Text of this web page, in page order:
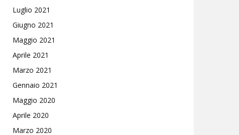
Luglio 2021
Giugno 2021
Maggio 2021
Aprile 2021
Marzo 2021
Gennaio 2021
Maggio 2020
Aprile 2020
Marzo 2020